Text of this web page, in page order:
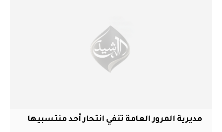
مديرية المرور العامة تنفي انتحار أحد منتسبيها